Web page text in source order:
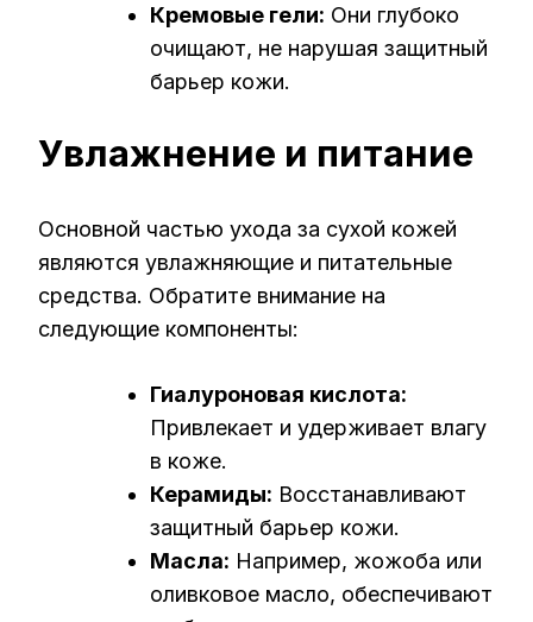
Кремовые гели: Они глубоко
очищают, не нарушая защитный
барьер кожи.
Увлажнение и питание
Основной частью ухода за сухой кожей
являются увлажняющие и питательные
средства. Обратите внимание на
следующие компоненты:
Гиалуроновая кислота:
Привлекает и удерживает влагу
в коже.
Керамиды: Восстанавливают
защитный барьер кожи.
Масла: Например, жожоба или
оливковое масло, обеспечивают